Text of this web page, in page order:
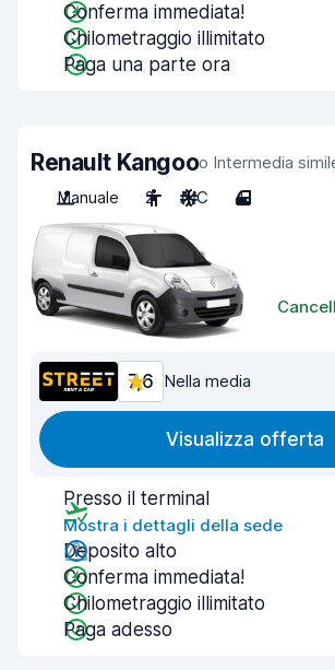
Conferma immediata!
Chilometraggio illimitato
Paga una parte ora
Renault Kangooo Intermedia
Manuale
2 A/C 4
7,6 Nella media
Visualizza offerta
Presso il terminal
Mostra i dettagli della sede
Deposito alto
Conferma immediata!
Chilometraggio illimitato
Paga adesso